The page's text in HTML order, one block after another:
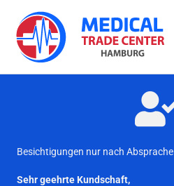
Inhalt
springen
Besichtigungen nur nach Absprache
Sehr geehrte Kundschaft,